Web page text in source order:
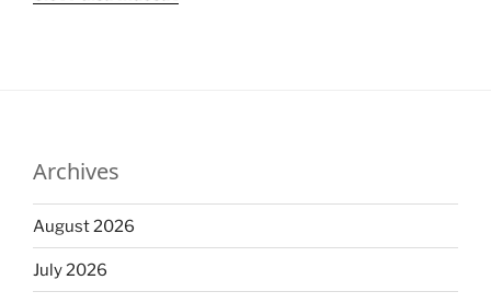
Archives
August 2026
July 2026